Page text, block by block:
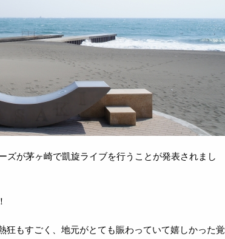
ズが茅ヶ崎で凱旋ライブを行うことが発表されまし
狂もすごく、地元がとても賑わっていて嬉しかった覚